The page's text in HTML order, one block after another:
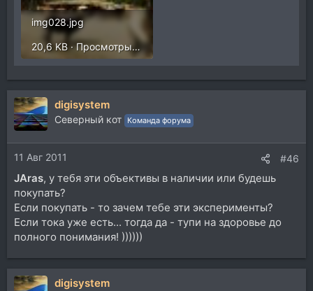
img028.jpg
20,6 KB · Просмотры: 3
digisystem
Северный кот Команда форума
11 Авг 2011 #46
JAras, у тебя эти объективы в наличии или будешь
покупать?
Если покупать - то зачем тебе эти эксперименты?
Если тока уже есть... тогда да - тупи на здоровье до
полного понимания! ))))))
digisystem